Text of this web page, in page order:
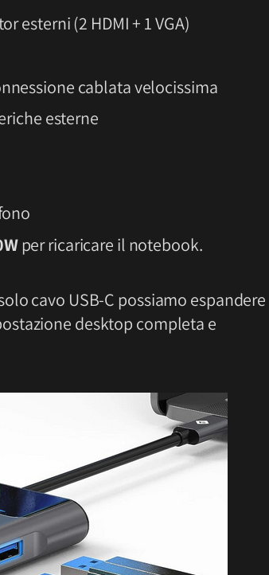
esterni (2 HDMI + 1 VGA)
cablata velocissima
esterne
per ricaricare il notebook.
cavo USB-C possiamo espandere
desktop completa e